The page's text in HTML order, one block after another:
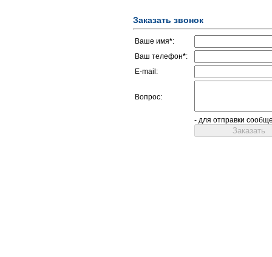
Заказать звонок
Ваше имя*:
Ваш телефон*:
E-mail:
Вопрос:
- для отправки